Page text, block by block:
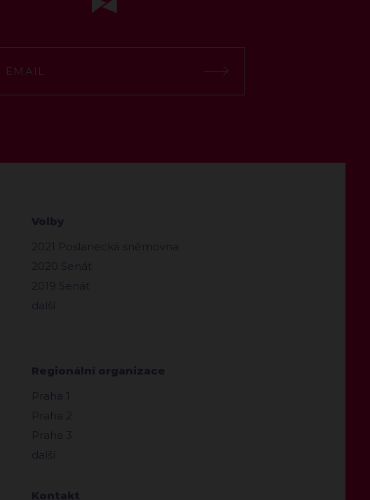
Volby
2021 Poslanecká sněmovna
2020 Senát
2019 Senát
další
Regionální organizace
Praha 1
Praha 2
Praha 3
další
Kontakt